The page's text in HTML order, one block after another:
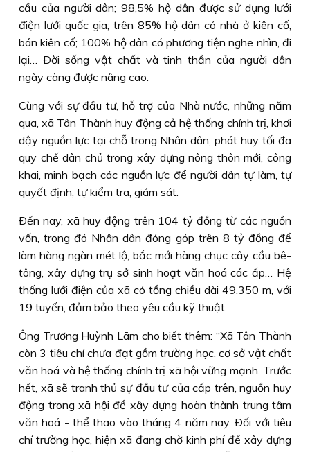
cầu của người dân; 98,5% hộ dân được sử dụng lưới
điện lưới quốc gia; trên 85% hộ dân có nhà ở kiên cố,
bán kiên cố; 100% hộ dân có phương tiện nghe nhìn, đi
lại… Ðời sống vật chất và tinh thần của người dân
ngày càng được nâng cao.
Cùng với sự đầu tư, hỗ trợ của Nhà nước, những năm
qua, xã Tân Thành huy động cả hệ thống chính trị, khơi
dậy nguồn lực tại chỗ trong Nhân dân; phát huy tối đa
quy chế dân chủ trong xây dựng nông thôn mới, công
khai, minh bạch các nguồn lực để người dân tự làm, tự
quyết định, tự kiểm tra, giám sát.
Ðến nay, xã huy động trên 104 tỷ đồng từ các nguồn
vốn, trong đó Nhân dân đóng góp trên 8 tỷ đồng để
làm hàng ngàn mét lộ, bắc mới hàng chục cây cầu bê-
tông, xây dựng trụ sở sinh hoạt văn hoá các ấp… Hệ
thống lưới điện của xã có tổng chiều dài 49.350 m, với
19 tuyến, đảm bảo theo yêu cầu kỹ thuật.
Ông Trương Huỳnh Lãm cho biết thêm: “Xã Tân Thành
còn 3 tiêu chí chưa đạt gồm trường học, cơ sở vật chất
văn hoá và hệ thống chính trị xã hội vững mạnh. Trước
hết, xã sẽ tranh thủ sự đầu tư của cấp trên, nguồn huy
động trong xã hội để xây dựng hoàn thành trung tâm
văn hoá - thể thao vào tháng 4 năm nay. Ðối với tiêu
chí trường học, hiện xã đang chờ kinh phí để xây dựng